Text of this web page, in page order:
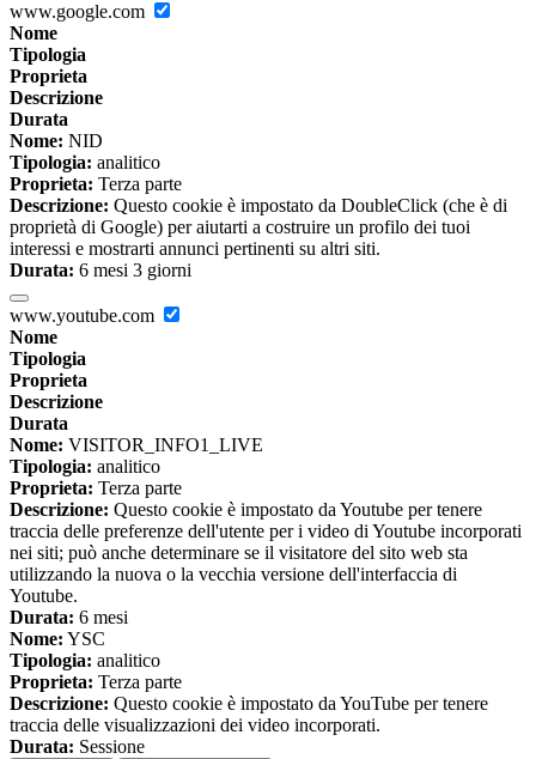
www.google.com
Nome
Tipologia
Proprieta
Descrizione
Durata
Nome: NID
Tipologia: analitico
Proprieta: Terza parte
Descrizione: Questo cookie è impostato da DoubleClick (che è di
proprietà di Google) per aiutarti a costruire un profilo dei tuoi
interessi e mostrarti annunci pertinenti su altri siti.
Durata: 6 mesi 3 giorni
www.youtube.com
Nome
Tipologia
Proprieta
Descrizione
Durata
Nome: VISITOR_INFO1_LIVE
Tipologia: analitico
Proprieta: Terza parte
Descrizione: Questo cookie è impostato da Youtube per tenere
traccia delle preferenze dell'utente per i video di Youtube incorporati
nei siti; può anche determinare se il visitatore del sito web sta
utilizzando la nuova o la vecchia versione dell'interfaccia di
Youtube.
Durata: 6 mesi
Nome: YSC
Tipologia: analitico
Proprieta: Terza parte
Descrizione: Questo cookie è impostato da YouTube per tenere
traccia delle visualizzazioni dei video incorporati.
Durata: Sessione